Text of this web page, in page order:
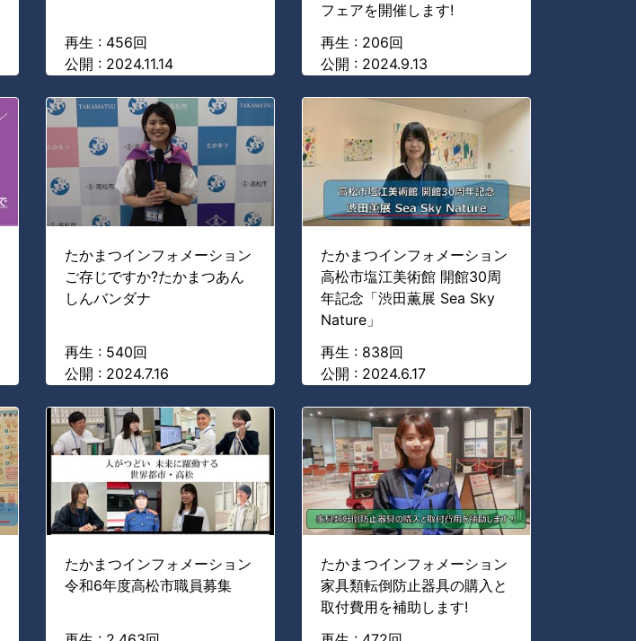
再生 : 456回
公開 : 2024.11.14
フェアを開催します!
再生 : 206回
公開 : 2024.9.13
たかまつインフォメーション
ご存じですか?たかまつあん
しんバンダナ
再生 : 540回
公開 : 2024.7.16
たかまつインフォメーション
高松市塩江美術館 開館30周
年記念「渋田薫展 Sea Sky
Nature」
再生 : 838回
公開 : 2024.6.17
たかまつインフォメーション
令和6年度高松市職員募集
たかまつインフォメーション
家具類転倒防止器具の購入と
取付費用を補助します!